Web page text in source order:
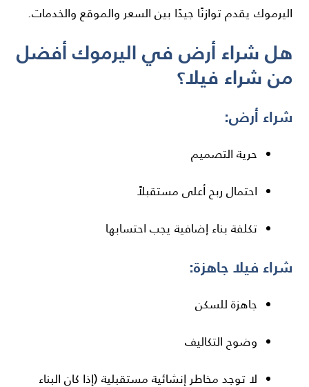
اليرموك يقدم توازنًا جيدًا بين السعر والموقع والخدمات.
هل شراء أرض في اليرموك أفضل
من شراء فيلا؟
شراء أرض:
حرية التصميم
احتمال ربح أعلى مستقبلاً
تكلفة بناء إضافية يجب احتسابها
شراء فيلا جاهزة:
جاهزة للسكن
وضوح التكاليف
لا توجد مخاطر إنشائية مستقبلية (إذا كان البناء